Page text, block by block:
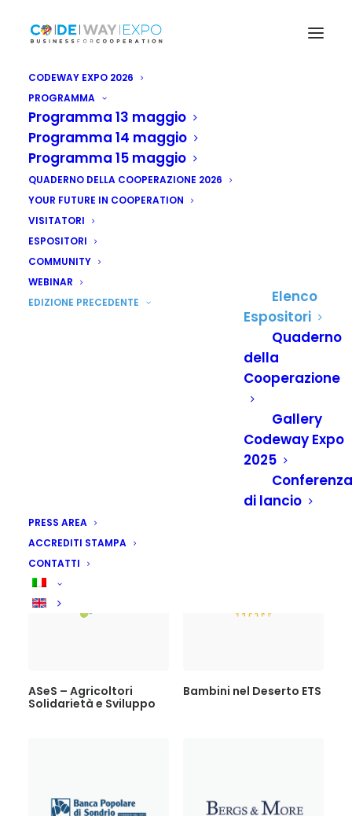
CODEWAY EXPO 2026
PROGRAMMA
Programma 13 maggio
Programma 14 maggio
Programma 15 maggio
QUADERNO DELLA COOPERAZIONE 2026
YOUR FUTURE IN COOPERATION
VISITATORI
ESPOSITORI
COMMUNITY
WEBINAR
EDIZIONE PRECEDENTE
Elenco
Espositori
Quaderno
della
Cooperazione
Gallery
Codeway Expo
2025
Conferenza
di lancio
PRESS AREA
ACCREDITI STAMPA
CONTATTI
ESPOSITORI
I protagonisti della VI edizione
ASeS – Agricoltori
Solidarietà e Sviluppo
Bambini nel Deserto ETS